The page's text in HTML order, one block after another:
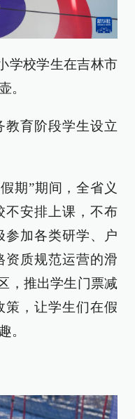
学校学生在吉林市
。
教育阶段学生设立
期”期间，全省义
不安排上课，不布
参加各类研学、户
资质规范运营的滑
，推出学生门票减
策，让学生们在假
。